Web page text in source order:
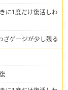
に1度だけ復活しわ
ざゲージが少し残る